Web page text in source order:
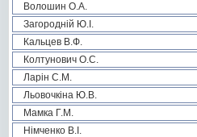
Волошин О.А.
Загородній Ю.І.
Кальцев В.Ф.
Колтунович О.С.
Ларін С.М.
Льовочкіна Ю.В.
Мамка Г.М.
Німченко В.І.